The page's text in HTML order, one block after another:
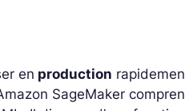
en production
SageMaker